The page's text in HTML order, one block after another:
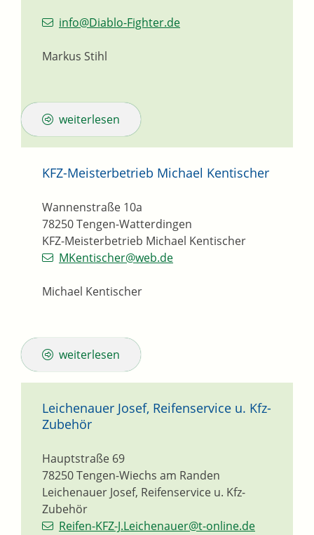
info@Diablo-Fighter.de
Markus Stihl
weiterlesen
KFZ-Meisterbetrieb Michael Kentischer
KFZ-Meisterbetrieb Michael Kentischer
Wannenstraße 10a
78250Tengen-Watterdingen
MKentischer@web.de
Michael Kentischer
weiterlesen
Leichenauer Josef, Reifenservice u. Kfz-
Zubehör
Leichenauer Josef, Reifenservice u. Kfz-
Zubehör
Hauptstraße 69
78250Tengen-Wiechs am Randen
Reifen-KFZ-J.Leichenauer@t-online.de